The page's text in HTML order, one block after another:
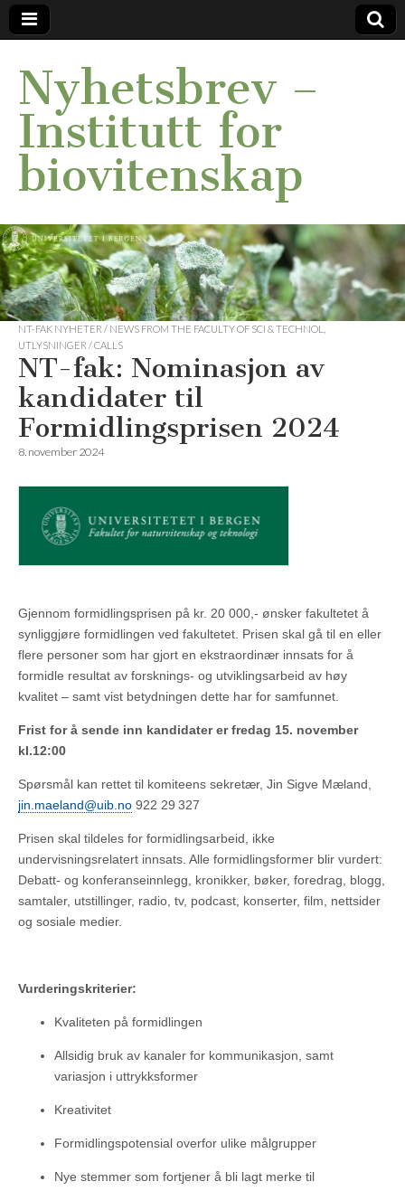
Nyhetsbrev –
Institutt for
biovitenskap
NT-FAK NYHETER / NEWS FROM THE FACULTY OF SCI & TECHNOL
UTLYSNINGER / CALLS
NT-fak: Nominasjon av
kandidater til
Formidlingsprisen 2024
8. november 2024
Gjennom formidlingsprisen på kr. 20 000,- ønsker fakultetet å
synliggjøre formidlingen ved fakultetet. Prisen skal gå til en eller
flere personer som har gjort en ekstraordinær innsats for å
formidle resultat av forsknings- og utviklingsarbeid av høy
kvalitet – samt vist betydningen dette har for samfunnet.
Frist for å sende inn kandidater er fredag 15. november
kl.12:00
Spørsmål kan rettet til komiteens sekretær, Jin Sigve Mæland,
jin.maeland@uib.no 922 29 327
Prisen skal tildeles for formidlingsarbeid, ikke
undervisningsrelatert innsats. Alle formidlingsformer blir vurdert:
Debatt- og konferanseinnlegg, kronikker, bøker, foredrag, blogg,
samtaler, utstillinger, radio, tv, podcast, konserter, film, nettsider
og sosiale medier.
Vurderingskriterier:
Kvaliteten på formidlingen
Allsidig bruk av kanaler for kommunikasjon, samt
variasjon i uttrykksformer
Kreativitet
Formidlingspotensial overfor ulike målgrupper
Nye stemmer som fortjener å bli lagt merke til